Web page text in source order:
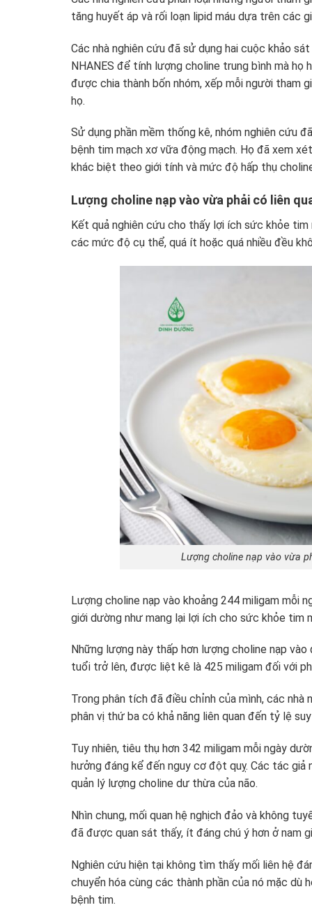
tăng huyết áp và rối loạn lipid máu dựa trên các
Các nhà nghiên cứu đã sử dụng hai cuộc khảo
NHANES để tính lượng choline trung bình mà họ
được chia thành bốn nhóm, xếp mỗi người tham
họ.
Sử dụng phần mềm thống kê, nhóm nghiên cứu
bệnh tim mạch xơ vữa động mạch. Họ đã xem
khác biệt theo giới tính và mức độ hấp thụ
Lượng choline nạp vào vừa phải có liên
Kết quả nghiên cứu cho thấy lợi ích sức khỏe
các mức độ cụ thể, quá ít hoặc quá nhiều đều
Lượng choline nạp vào vừa
Lượng choline nạp vào khoảng 244 miligam mỗi
giới dường như mang lại lợi ích cho sức khỏe tim
Những lượng này thấp hơn lượng choline nạp
tuổi trở lên, được liệt kê là 425 miligam đối với
Trong phân tích đã điều chỉnh của mình, các
phân vị thứ ba có khả năng liên quan đến tỷ lệ
Tuy nhiên, tiêu thụ hơn 342 miligam mỗi ngày
hưởng đáng kể đến nguy cơ đột quỵ. Các tác giả
quản lý lượng choline dư thừa của não.
Nhìn chung, mối quan hệ nghịch đảo và không
đã được quan sát thấy, ít đáng chú ý hơn ở nam
Nghiên cứu hiện tại không tìm thấy mối liên hệ
chuyển hóa cùng các thành phần của nó mặc
bệnh tim.